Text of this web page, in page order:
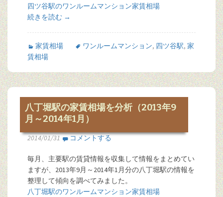
四ツ谷駅のワンルームマンション家賃相場
続きを読む →
家賃相場 ワンルームマンション, 四ツ谷駅, 家
賃相場
八丁堀駅の家賃相場を分析（2013年9
月～2014年1月）
2014/01/31 コメントする
毎月、主要駅の賃貸情報を収集して情報をまとめてい
ますが、2013年9月～2014年1月分の八丁堀駅の情報を
整理して傾向を調べてみました。
八丁堀駅のワンルームマンション家賃相場